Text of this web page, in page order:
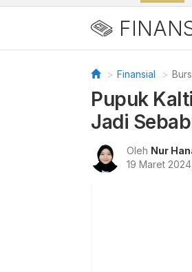
Finansial
Pupuk
Jadi
Oleh Nur
19 Maret